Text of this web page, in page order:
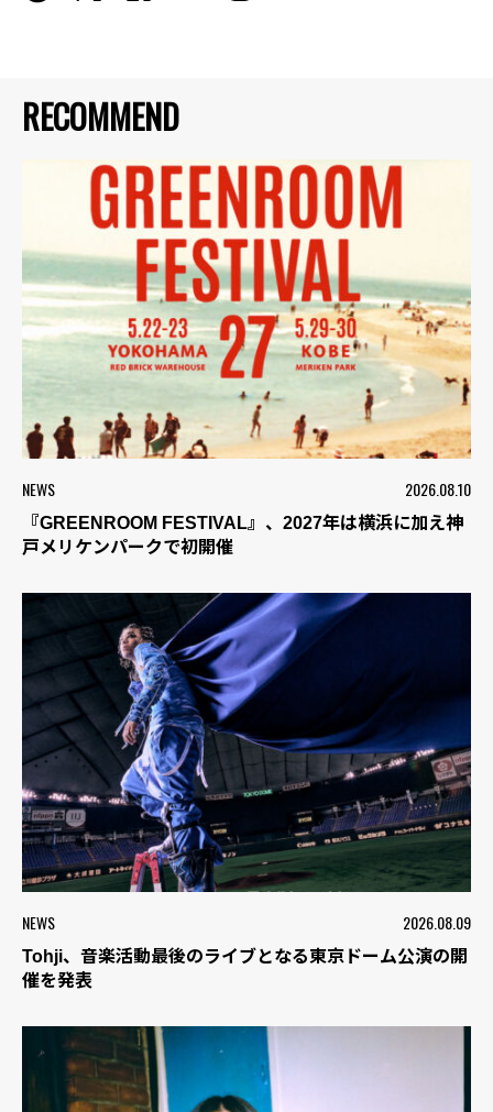
RECOMMEND
NEWS 2026.08.10
『GREENROOM FESTIVAL』、2027年は横浜に加え神
戸メリケンパークで初開催
NEWS 2026.08.09
Tohji、音楽活動最後のライブとなる東京ドーム公演の開
催を発表